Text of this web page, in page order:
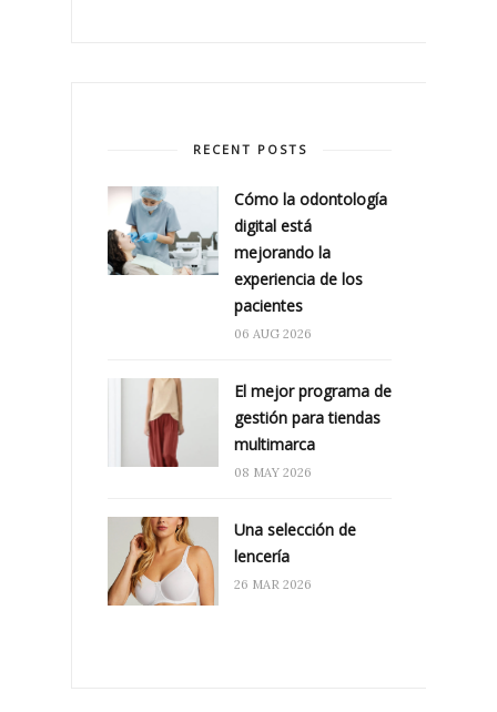
RECENT POSTS
Cómo la odontología
digital está
mejorando la
experiencia de los
pacientes
06 AUG 2026
El mejor programa de
gestión para tiendas
multimarca
08 MAY 2026
Una selección de
lencería
26 MAR 2026